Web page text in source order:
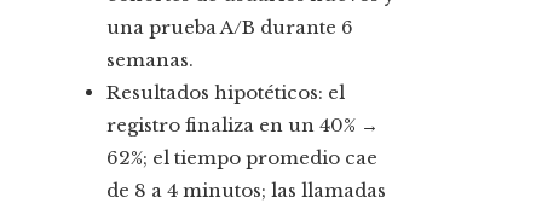
una prueba A/B durante 6
semanas.
Resultados hipotéticos: el
registro finaliza en un 40% →
62%; el tiempo promedio cae
de 8 a 4 minutos; las llamadas